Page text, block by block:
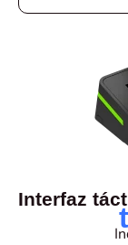
Interfaz